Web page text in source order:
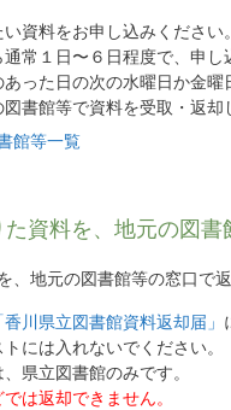
資料をお申し込みください。
常１日〜６日程度で、申し
った日の次の水曜日か金曜
書館等で資料を受取・返却
館等一覧
資料を、地元の図
、地元の図書館等の窓口で返
香川県立図書館資料返却届」
には入れないでください。
県立図書館のみです。
は返却できません。